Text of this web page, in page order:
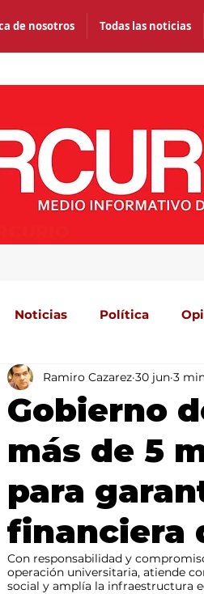
de nosotros Todas las noticias
Noticias Política
México Mundo
Gobierno
más de 5
para
financiera
Ramiro Cazarez 30 jun 3
Con responsabilidad y
operación universitaria, atiende
social y amplía la infraestructura